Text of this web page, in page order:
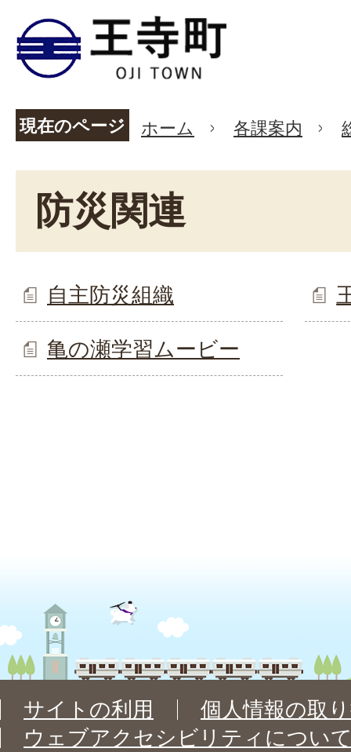
現在のページ ホーム 各課案内
防災関連
自主防災組織
亀の瀬学習ムービー
サイトの利用
個人情報の取
ウェブアクセシビリティについ